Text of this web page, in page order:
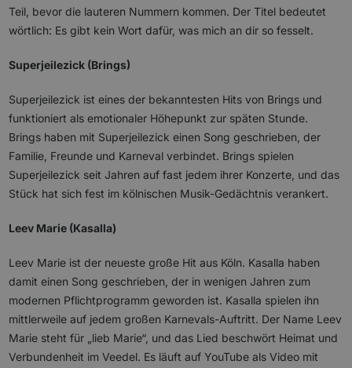
Teil, bevor die lauteren Nummern kommen. Der Titel bedeutet
wörtlich: Es gibt kein Wort dafür, was mich an dir so fesselt.
Superjeilezick (Brings)
Superjeilezick ist eines der bekanntesten Hits von Brings und
funktioniert als emotionaler Höhepunkt zur späten Stunde.
Brings haben mit Superjeilezick einen Song geschrieben, der
Familie, Freunde und Karneval verbindet. Brings spielen
Superjeilezick seit Jahren auf fast jedem ihrer Konzerte, und das
Stück hat sich fest im kölnischen Musik-Gedächtnis verankert.
Leev Marie (Kasalla)
Leev Marie ist der neueste große Hit aus Köln. Kasalla haben
damit einen Song geschrieben, der in wenigen Jahren zum
modernen Pflichtprogramm geworden ist. Kasalla spielen ihn
mittlerweile auf jedem großen Karnevals-Auftritt. Der Name Leev
Marie steht für „lieb Marie“, und das Lied beschwört Heimat und
Verbundenheit im Veedel. Es läuft auf YouTube als Video mit